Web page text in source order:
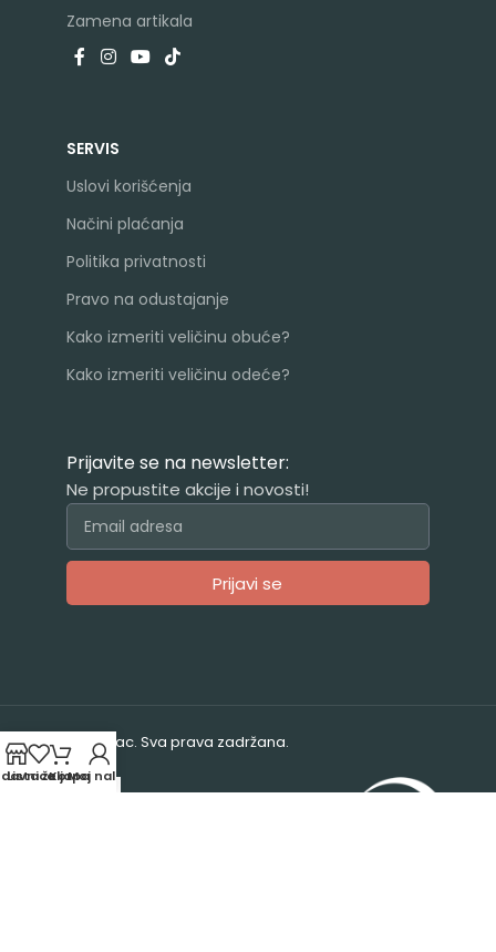
Zamena artikala
SERVIS
Uslovi korišćenja
Načini plaćanja
Politika privatnosti
Pravo na odustajanje
Kako izmeriti veličinu obuće?
Kako izmeriti veličinu odeće?
Prijavite se na newsletter:
Ne propustite akcije i novosti!
Prijavi se
© 2025. Vrabac. Sva prava zadržana.
Lista željaKorpaMoj nalog